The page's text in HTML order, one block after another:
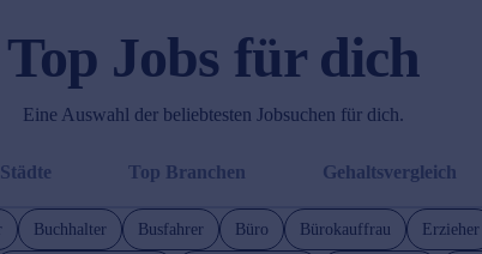
Top Jobs für dich
Eine Auswahl der beliebtesten Jobsuchen für dich.
Top Branchen Gehaltsvergleich
Buchhalter Busfahrer Büro Bürokauffrau Erzieher